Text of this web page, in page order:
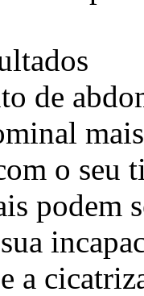
de
o seu
podem
a